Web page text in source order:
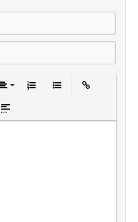
ссылкутекста
цитаты
Вставка спойлера